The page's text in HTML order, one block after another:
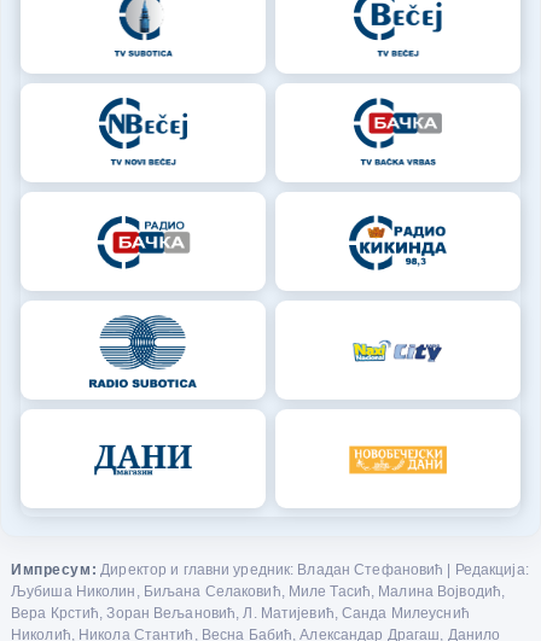
Импресум: Директор и главни уредник: Владан Стефановић | Редакција:
Љубиша Николин, Биљана Селаковић, Миле Тасић, Малина Војводић,
Вера Крстић, Зоран Вељановић, Л. Матијевић, Санда Милеуснић
Николић, Никола Стантић, Весна Бабић, Александар Драгаш, Данило